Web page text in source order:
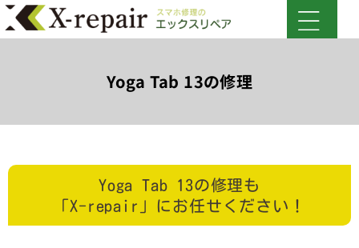
Yoga Tab 13の修理
Yoga Tab 13の修理も
「X-repair」にお任せください！